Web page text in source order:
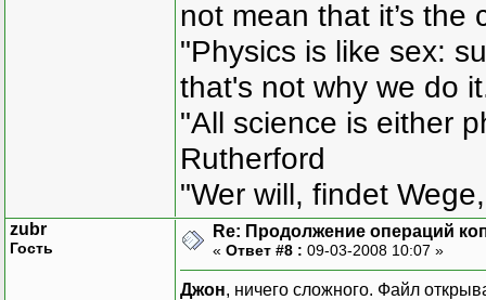
not mean that it’s the
"Physics is like sex:
that's not why we do
"All science is either
Rutherford
"Wer will, findet
zubr
Гость
Re: Продолжение операций
« Ответ #8 : 09-03-2008 10:07 »
Джон, ничего сложного. Файл